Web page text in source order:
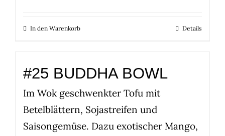
In den Warenkorb Details
#25 BUDDHA BOWL
Im Wok geschwenkter Tofu mit
Betelblättern, Sojastreifen und
Saisongemüse. Dazu exotischer Mango,